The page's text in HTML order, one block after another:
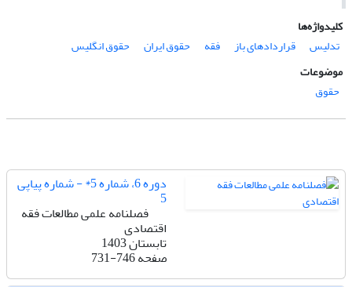
کلیدواژه‌ها
تدلیس
قراردادهای باز فقه حقوق ایران
حقوق انگلیس
موضوعات
حقوق
دوره 6، شماره 5* - شماره پیاپی
5
فصلنامه علمی مطالعات فقه
اقتصادی
تابستان 1403
صفحه731-746